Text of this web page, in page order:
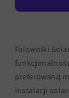
Falowniki
preferowaną
instalacji